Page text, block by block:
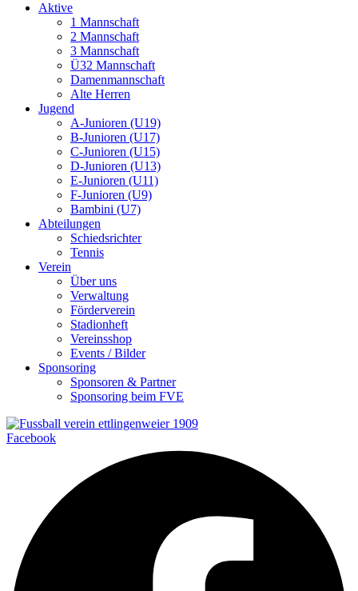
Aktive
1 Mannschaft
2 Mannschaft
3 Mannschaft
Ü32 Mannschaft
Damenmannschaft
Alte Herren
Jugend
A-Junioren (U19)
B-Junioren (U17)
C-Junioren (U15)
D-Junioren (U13)
E-Junioren (U11)
F-Junioren (U9)
Bambini (U7)
Abteilungen
Schiedsrichter
Tennis
Verein
Über uns
Verwaltung
Förderverein
Stadionheft
Vereinsshop
Events / Bilder
Sponsoring
Sponsoren & Partner
Sponsoring beim FVE
Facebook